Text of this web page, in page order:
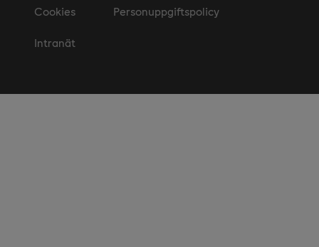
Cookies Personuppgiftspolicy
Intranät